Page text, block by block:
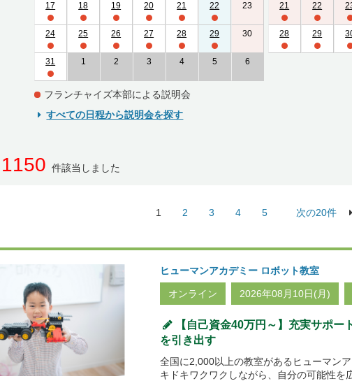
17 18 19 20 21 22 23
24 25 26 27 28 29 30
31 1 2 3 4 5 6
21 22
28 29
フランチャイズ本部による説明会
すべての日程から説明会を探す
1150 件該当しました
1 2 3 4 5 次の20件
ヒューマンアカデミー ロボット教室
オンライン 2026年08月10日(月)
【自己資金40万円～】充実サポ
を引き出す
全国に2,000以上の教室があるヒューマン
キドキワクワクしながら、自分の可能性